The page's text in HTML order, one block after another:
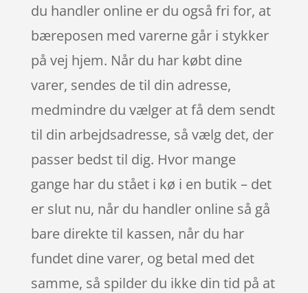
du handler online er du også fri for, at
bæreposen med varerne går i stykker
på vej hjem. Når du har købt dine
varer, sendes de til din adresse,
medmindre du vælger at få dem sendt
til din arbejdsadresse, så vælg det, der
passer bedst til dig. Hvor mange
gange har du stået i kø i en butik – det
er slut nu, når du handler online så gå
bare direkte til kassen, når du har
fundet dine varer, og betal med det
samme, så spilder du ikke din tid på at